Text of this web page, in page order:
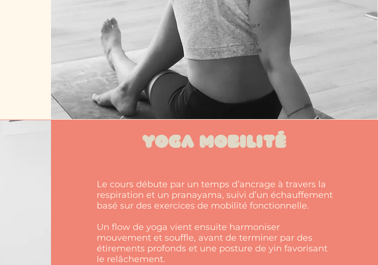
Yoga mobilité
Le cours débute par un temps d’ancrage à travers la
respiration et un pranayama, suivi d’un échauffement
basé sur des exercices de mobilité fonctionnelle.
Un flow de yoga vient ensuite harmoniser
mouvement et souffle, avant de terminer par des
étirements profonds et une posture de yin favorisant
le relâchement.